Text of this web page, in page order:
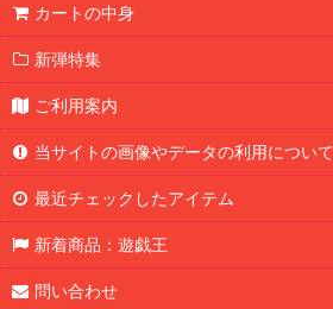
カートの中身
新弾特集
ご利用案内
当サイトの画像やデータの利用について
最近チェックしたアイテム
新着商品：遊戯王
問い合わせ